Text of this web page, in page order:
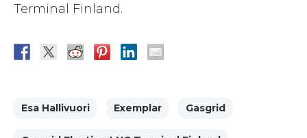
Terminal Finland.
Esa Hallivuori Exemplar Gasgrid